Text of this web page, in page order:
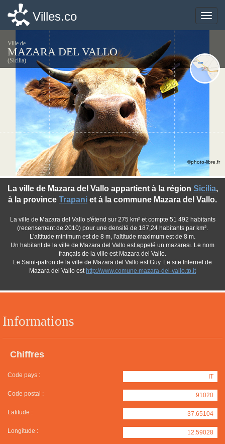
Toggle
Villes.co
Ville de
MAZARA DEL VALLO
(Sicilia)
Informations
Chiffres
Code pays : IT
Code postal : 91020
Latitude : 37.65104
Longitude : 12.59028
La ville de Mazara del Vallo appartient à la région Sicilia,
à la province Trapani et à la commune Mazara del Vallo.
La ville de Mazara del Vallo s'étend sur 275 km² et compte 51 492 habitants
(recensement de 2010) pour une densité de 187,24 habitants par km².
L'altitude minimum est de 8 m, l'altitude maximum est de 8 m.
Un habitant de la ville de Mazara del Vallo est appelé un mazaresi. Le nom
français de la ville est Mazara del Vallo.
Le Saint-patron de la ville de Mazara del Vallo est Guy. Le site Internet de
Mazara del Vallo est http://www.comune.mazara-del-vallo.tp.it
©photo-libre.fr
Toggle
Villes.co